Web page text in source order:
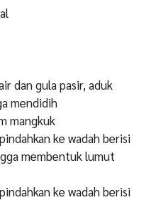
dan gula pasir, aduk
mendidih
mangkuk
ke wadah berisi
membentuk lumut
ke wadah berisi